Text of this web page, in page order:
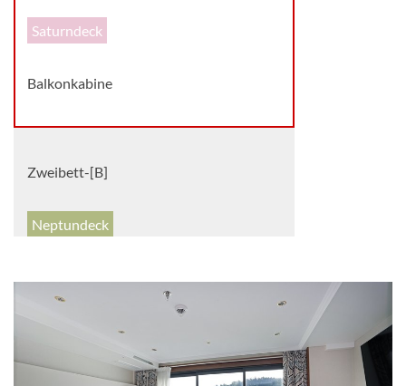
Saturndeck
Balkonkabine
Zweibett-[B]
Neptundeck
Zweibett-[C]